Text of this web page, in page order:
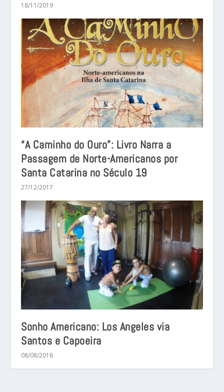
18/11/2019
“A Caminho do Ouro”: Livro Narra a
Passagem de Norte-Americanos por
Santa Catarina no Século 19
27/12/2017
Sonho Americano: Los Angeles via
Santos e Capoeira
08/08/2018